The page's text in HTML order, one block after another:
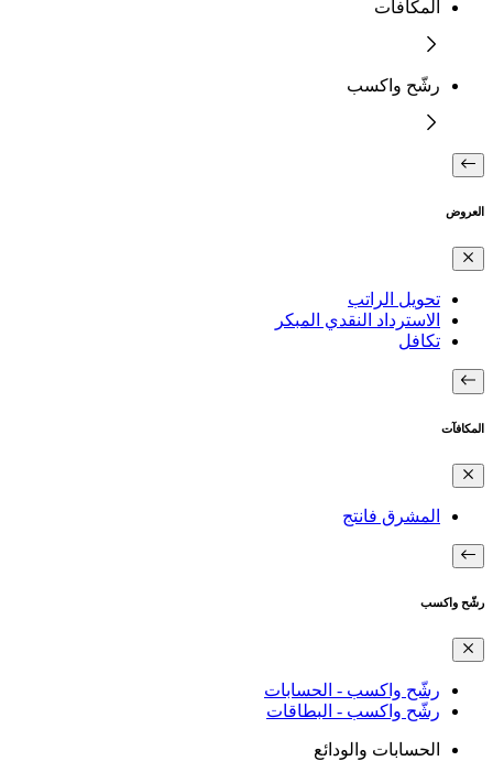
المكافآت
رشّح واكسب
العروض
تحويل الراتب
الاسترداد النقدي المبكر
تكافل
المكافآت
المشرق فانتج
رشّح واكسب
رشّح واكسب - الحسابات
رشّح واكسب - البطاقات
الحسابات والودائع